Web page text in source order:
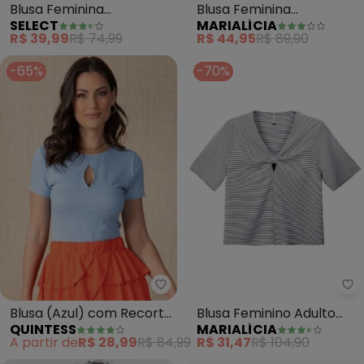
Blusa Feminina
Estampada (Azul)
SELECT
R$ 39,99R$ 74,99
Blusa Feminina
Texturizada Decote V
(Azul)
MARIALÍCIA
R$ 44,95R$ 89,90
-65%
Quintess - Blusa (Azul) com
Blusa (Azul) com Recorte
Vazado
QUINTESS
A partir deR$ 28,99R$ 84,99
-70%
Blusa Feminino Adulto
(Azul)
MARIALÍCIA
R$ 31,47R$ 104,90